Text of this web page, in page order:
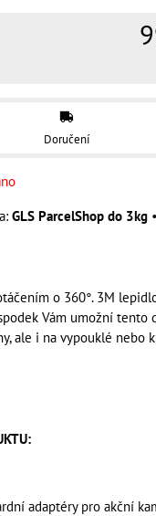
Doručení
GLS ParcelShop do 3kg •
o 360°. 3M
Vám umožní tento
ale i na vypouklé nebo
adaptéry pro akční